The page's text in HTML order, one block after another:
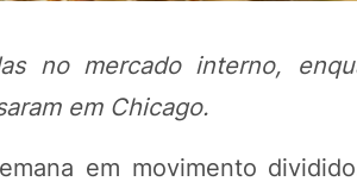
no mercado interno,
em Chicago.
em movimento